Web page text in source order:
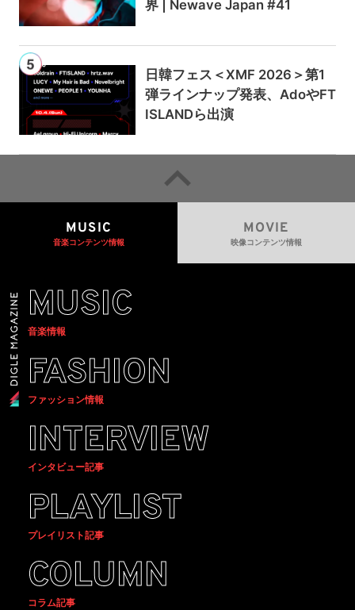
界 | Newave Japan #41
日韓フェス＜XMF 2026＞第1
弾ラインナップ発表、AdoやFT
ISLANDら出演
MUSIC
音楽コンテンツ情報
MOVIE
映像コンテンツ情報
MUSIC
音楽情報
FASHION
ファッション情報
INTERVIEW
インタビュー記事
PLAYLIST
プレイリスト記事
COLUMN
コラム記事